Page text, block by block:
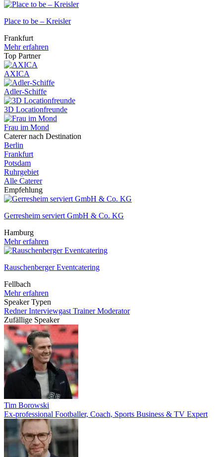
Place to be – Kreisler
Frankfurt
Mehr erfahren
Top Partner
AXICA
Adler-Schiffe
3D Locationfreunde
Frau im Mond
Caterer nach Destination
Berlin
Frankfurt
Potsdam
Ruhrgebiet
Alle Caterer
Empfehlung
Gerresheim serviert GmbH & Co. KG
Hamburg
Mehr erfahren
Rauschenberger Eventcatering
Fellbach
Mehr erfahren
Speaker Typen
RednerInterviewgast TrainerModerator
Zufällige Speaker
Tim Borowski
Ex-professional Footballer, Coach, Sports Business & TV Expert